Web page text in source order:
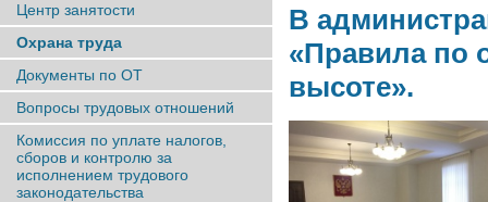
Центр занятости
Охрана труда
Документы по ОТ
Вопросы трудовых отношений
Комиссия по уплате налогов,
сборов и контролю за
исполнением трудового
законодательства
В
«Правила по
высоте».